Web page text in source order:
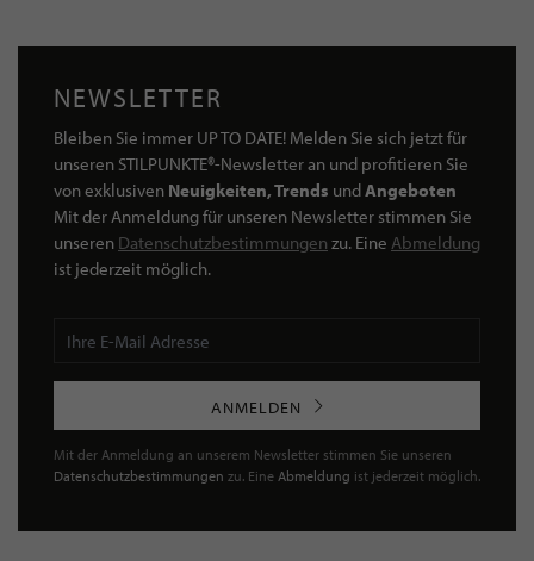
NEWSLETTER
Bleiben Sie immer UP TO DATE! Melden Sie sich jetzt für
unseren STILPUNKTE®-Newsletter an und profitieren Sie
von exklusiven Neuigkeiten, Trends undAngeboten
Mit der Anmeldung für unseren Newsletter stimmen Sie
unseren Datenschutzbestimmungen zu. Eine Abmeldung
ist jederzeit möglich.
ANMELDEN
Mit der Anmeldung an unserem Newsletter stimmen Sie unseren
Datenschutzbestimmungen zu. Eine Abmeldung ist jederzeit möglich.